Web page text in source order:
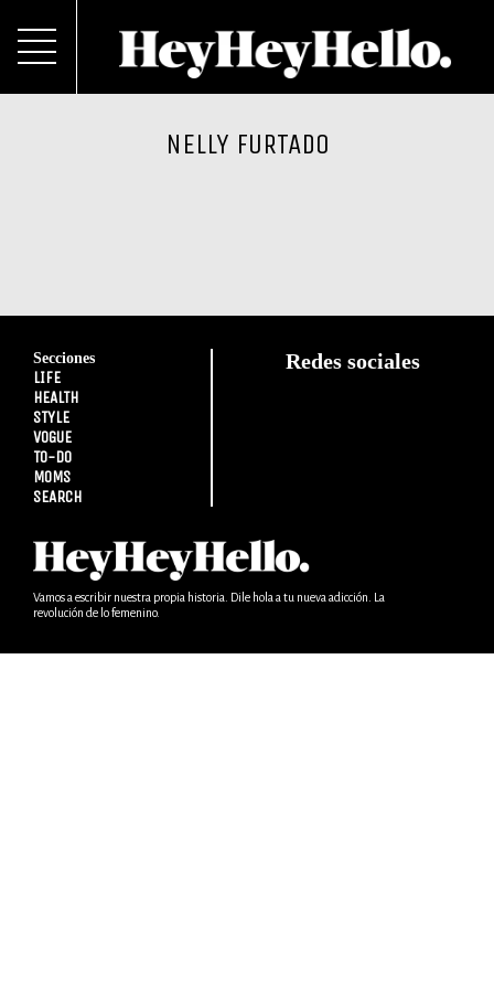
NELLY FURTADO
Secciones
LIFE
HEALTH
STYLE
VOGUE
TO-DO
MOMS
SEARCH
Redes sociales
Vamos a escribir nuestra propia historia. Dile hola a tu nueva adicción. La
revolución de lo femenino.